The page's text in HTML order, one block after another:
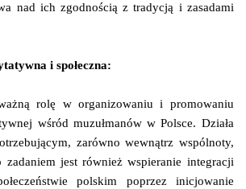
nad ich zgodnością z tradycją i zasadami
i społeczna:
rolę w organizowaniu i promowaniu
wśród muzułmanów w Polsce. Działa
zarówno wewnątrz wspólnoty,
jest również wspieranie integracji
polskim poprzez inicjowanie